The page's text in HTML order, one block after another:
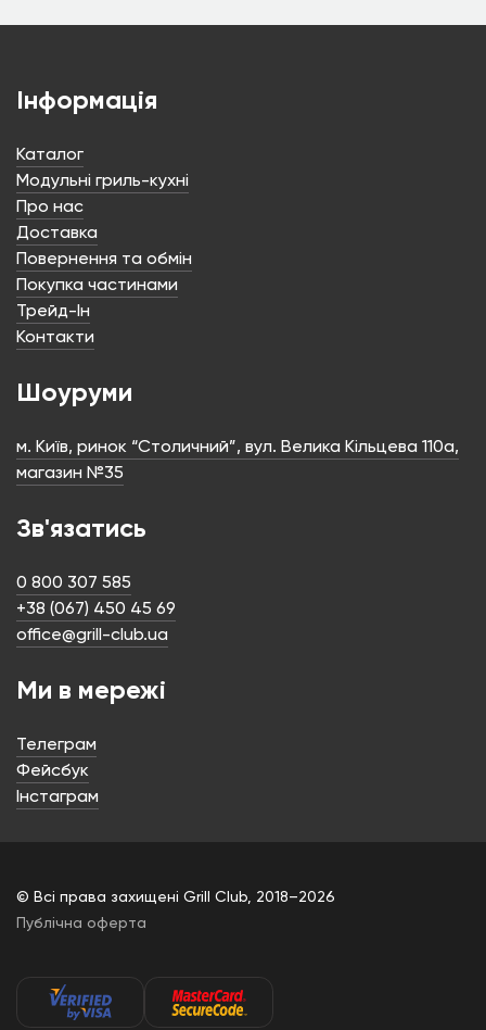
Інформація
Каталог
Модульні гриль-кухні
Про нас
Доставка
Повернення та обмін
Покупка частинами
Трейд-Ін
Контакти
Шоуруми
м. Київ, ринок “Столичний”, вул. Велика Кільцева 110а,
магазин №35
Зв'язатись
0 800 307 585
+38 (067) 450 45 69
office@grill-club.ua
Ми в мережі
Телеграм
Фейсбук
Інстаграм
© Всі права захищені Grill Club, 2018–2026
Публічна оферта